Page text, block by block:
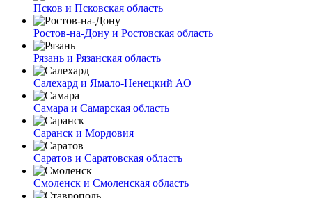
Псков и Псковская область
Ростов-на-Дону и Ростовская область
Рязань и Рязанская область
Салехард и Ямало-Ненецкий АО
Самара и Самарская область
Саранск и Мордовия
Саратов и Саратовская область
Смоленск и Смоленская область